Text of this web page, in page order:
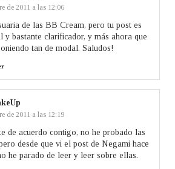
de 2011 a las 12:06
de las BB Cream, pero tu post es
y bastante clarificador, y más ahora que
tan de modal. Saludos!
de 2011 a las 12:19
de acuerdo contigo, no he probado las
desde que vi el post de Negami hace
he parado de leer y leer sobre ellas.